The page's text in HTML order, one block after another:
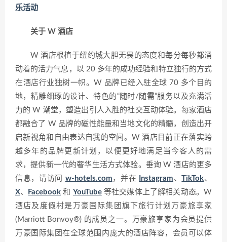
乐活动
关于 W 酒店
W 酒店根植于纽约城大胆无畏的态度和每分每秒都涌
动着的活力气息，以 20 多年的成功经验和特立独行的方式
在酒店行业独树一帜。W 品牌已经入驻全球 70 多个目的
地，精雕细琢的设计、特色的“随时/随需”服务以及充满活
力的 W 潮堂，塑造出引人入胜的社交互动体验。每家酒店
都融合了 W 品牌的磁性能量和当地文化的精髓，创造出开
启新视角和自由表达自我的空间。W 酒店目前正在落实跨
越多年的品牌更新计划，以便更好地满足当今客人的需
求，提供新一代的奢华生活方式体验。垂询 W 酒店的更多
信息，请访问 w-hotels.com ，并在 Instagram 、TikTok、
X、 Facebook 和 YouTube等社交媒体上了解相关动态。W
酒店及度假村是万豪国际集团旗下旅行计划万豪旅享家
(Marriott Bonvoy®) 的成员之一。万豪旅享家为会员提供
万豪国际集团在全球范围内庞大的酒店阵容，会员可以体